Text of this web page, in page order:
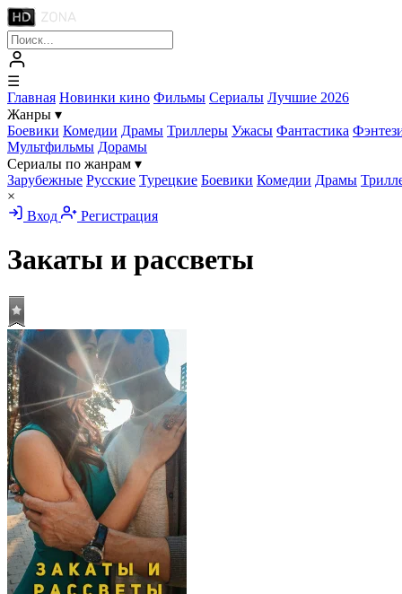
☰
Главная Новинки кино Фильмы Сериалы Лучшие 2026
Жанры ▾
Боевики Комедии Драмы Триллеры Ужасы Фантастика
Мультфильмы Дорамы
Сериалы по жанрам ▾
Зарубежные Русские Турецкие Боевики Комедии Драмы
×
Вход
Регистрация
Закаты и рассветы